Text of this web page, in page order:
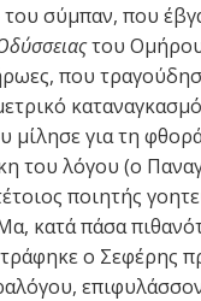
σύμπαν, που
του Ομήρου
που
μίλησε για τη
του λόγου (ο
ποιητής
κατά πάσα
ο Σεφέρης